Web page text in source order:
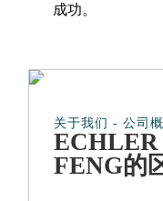
成功。
关于我们 - 公司
FENG的